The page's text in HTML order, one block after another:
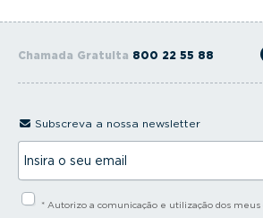
Chamada Gratuita 800 22 55 88
Subscreva a nossa newsletter
s
* Autorizo a comunicação e utilização dos meus